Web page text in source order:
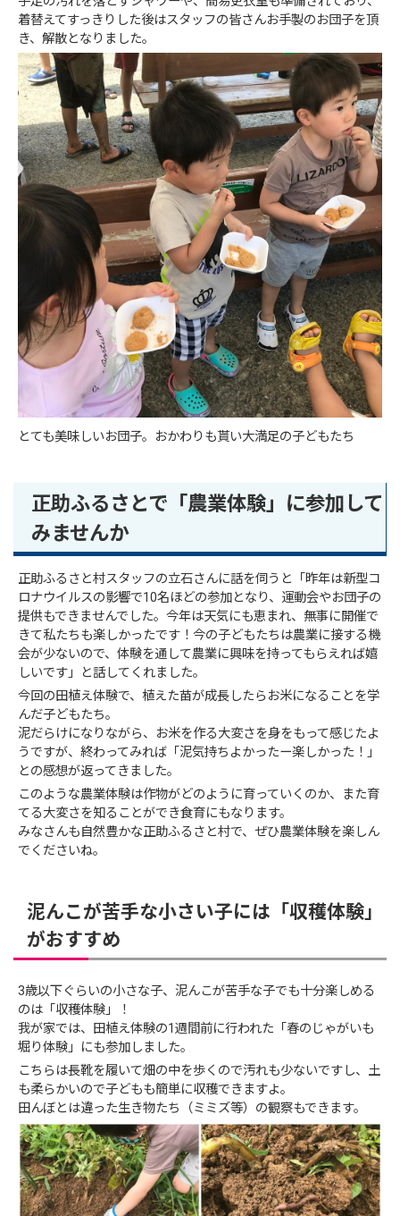
着替えてすっきりした後はスタッフの皆さんお手製のお団子を頂
き、解散となりました。
とても美味しいお団子。おかわりも貰い大満足の子どもたち
正助ふるさとで「農業体験」に参加して
みませんか
正助ふるさと村スタッフの立石さんに話を伺うと「昨年は新型コ
ロナウイルスの影響で10名ほどの参加となり、運動会やお団子の
提供もできませんでした。今年は天気にも恵まれ、無事に開催で
きて私たちも楽しかったです！今の子どもたちは農業に接する機
会が少ないので、体験を通して農業に興味を持ってもらえれば嬉
しいです」と話してくれました。
今回の田植え体験で、植えた苗が成長したらお米になることを学
んだ子どもたち。
泥だらけになりながら、お米を作る大変さを身をもって感じたよ
うですが、終わってみれば「泥気持ちよかったー楽しかった！」
との感想が返ってきました。
このような農業体験は作物がどのように育っていくのか、また育
てる大変さを知ることができ食育にもなります。
みなさんも自然豊かな正助ふるさと村で、ぜひ農業体験を楽しん
でくださいね。
泥んこが苦手な小さい子には「収穫体験」
がおすすめ
3歳以下ぐらいの小さな子、泥んこが苦手な子でも十分楽しめる
のは「収穫体験」！
我が家では、田植え体験の1週間前に行われた「春のじゃがいも
堀り体験」にも参加しました。
こちらは長靴を履いて畑の中を歩くので汚れも少ないですし、土
も柔らかいので子どもも簡単に収穫できますよ。
田んぼとは違った生き物たち（ミミズ等）の観察もできます。